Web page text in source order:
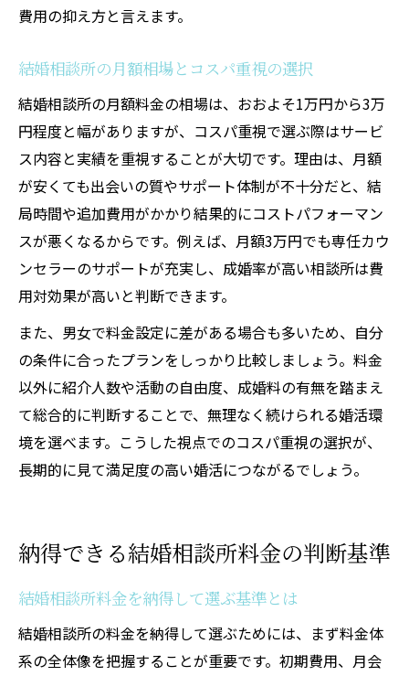
費用の抑え方と言えます。
結婚相談所の月額相場とコスパ重視の選択
結婚相談所の月額料金の相場は、おおよそ1万円から3万
円程度と幅がありますが、コスパ重視で選ぶ際はサービ
ス内容と実績を重視することが大切です。理由は、月額
が安くても出会いの質やサポート体制が不十分だと、結
局時間や追加費用がかかり結果的にコストパフォーマン
スが悪くなるからです。例えば、月額3万円でも専任カウ
ンセラーのサポートが充実し、成婚率が高い相談所は費
用対効果が高いと判断できます。
また、男女で料金設定に差がある場合も多いため、自分
の条件に合ったプランをしっかり比較しましょう。料金
以外に紹介人数や活動の自由度、成婚料の有無を踏まえ
て総合的に判断することで、無理なく続けられる婚活環
境を選べます。こうした視点でのコスパ重視の選択が、
長期的に見て満足度の高い婚活につながるでしょう。
納得できる結婚相談所料金の判断基準
結婚相談所料金を納得して選ぶ基準とは
結婚相談所の料金を納得して選ぶためには、まず料金体
系の全体像を把握することが重要です。初期費用、月会